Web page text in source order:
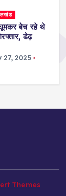
बेच रहे थे
डेढ़
27, 2025
Themes